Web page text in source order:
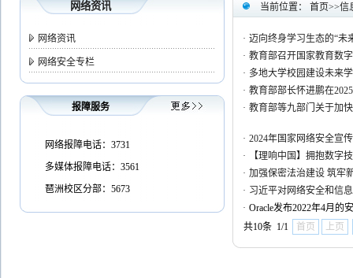
网络资讯
网络资讯
网络安全专栏
报障服务
网络报障电话：3731
多媒体报障电话：3561
琶洲校区分部：5673
当前位置： 首页>>信
· 迈向终身学习生态的“未
· 教育部召开国家教育数
· 多地大学校园建设未来
· 教育部部长怀进鹏在
· 教育部等九部门关于加
· 2024年国家网络安全宣
·
【理响中国】拥抱数字
· 加强保密法治建设 筑牢
· 习近平对网络安全和信
· Oracle发布2022年4月的
共10条 1/1
首页 上页